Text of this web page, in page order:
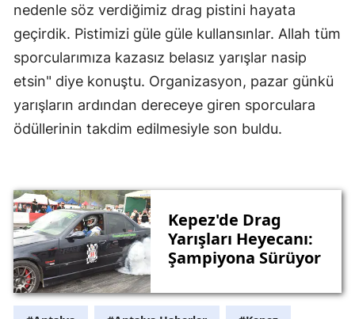
nedenle söz verdiğimiz drag pistini hayata
geçirdik. Pistimizi güle güle kullansınlar. Allah tüm
sporcularımıza kazasız belasız yarışlar nasip
etsin" diye konuştu. Organizasyon, pazar günkü
yarışların ardından dereceye giren sporculara
ödüllerinin takdim edilmesiyle son buldu.
Kepez'de Drag
Yarışları Heyecanı:
Şampiyona Sürüyor